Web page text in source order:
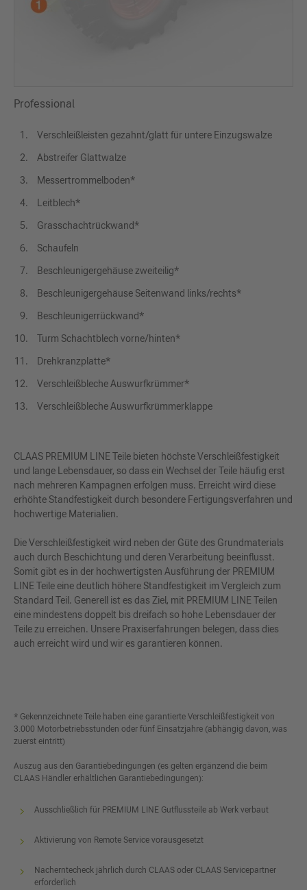
Professional
Verschleißleisten gezahnt/glatt für untere Einzugswalze
Abstreifer Glattwalze
Messertrommelboden*
Leitblech*
Grasschachtrückwand*
Schaufeln
Beschleunigergehäuse zweiteilig*
Beschleunigergehäuse Seitenwand links/rechts*
Beschleunigerrückwand*
Turm Schachtblech vorne/hinten*
Drehkranzplatte*
Verschleißbleche Auswurfkrümmer*
Verschleißbleche Auswurfkrümmerklappe
CLAAS PREMIUM LINE Teile bieten höchste Verschleißfestigkeit
und lange Lebensdauer, so dass ein Wechsel der Teile häufig erst
nach mehreren Kampagnen erfolgen muss. Erreicht wird diese
erhöhte Standfestigkeit durch besondere Fertigungsverfahren und
hochwertige Materialien.
Die Verschleißfestigkeit wird neben der Güte des Grundmaterials
auch durch Beschichtung und deren Verarbeitung beeinflusst.
Somit gibt es in der hochwertigsten Ausführung der PREMIUM
LINE Teile eine deutlich höhere Standfestigkeit im Vergleich zum
Standard Teil. Generell ist es das Ziel, mit PREMIUM LINE Teilen
eine mindestens doppelt bis dreifach so hohe Lebensdauer der
Teile zu erreichen. Unsere Praxiserfahrungen belegen, dass dies
auch erreicht wird und wir es garantieren können.
* Gekennzeichnete Teile haben eine garantierte Verschleißfestigkeit von
3.000 Motorbetriebsstunden oder fünf Einsatzjahre (abhängig davon, was
zuerst eintritt)
Auszug aus den Garantiebedingungen (es gelten ergänzend die beim
CLAAS Händler erhältlichen Garantiebedingungen):
Ausschließlich für PREMIUM LINE Gutflussteile ab Werk verbaut
Aktivierung von Remote Service vorausgesetzt
Nacherntecheck jährlich durch CLAAS oder CLAAS Servicepartner
erforderlich